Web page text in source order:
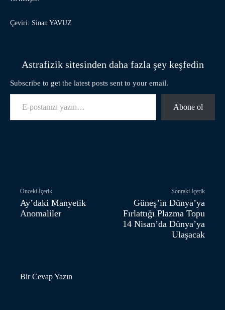
Çeviri: Sinan YAVUZ
Astrafizik sitesinden daha fazla şey keşfedin
Subscribe to get the latest posts sent to your email.
E-postanızı yazın…
Abone ol
Önceki İçerik
Ay’daki Manyetik
Anomaliler
Sonraki İçerik
Güneş’in Dünya’ya
Fırlattığı Plazma Topu
14 Nisan’da Dünya’ya
Ulaşacak
Bir Cevap Yazın